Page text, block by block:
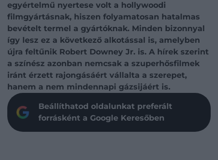
egyértelmű nyertese volt a hollywoodi
filmgyártásnak, hiszen folyamatosan hatalmas
bevételt termel a gyártóknak. Minden bizonnyal
így lesz ez a következő alkotással is, amelyben
újra feltűnik Robert Downey Jr. is. A hírek szerint
a színész azonban nemcsak a szuperhősfilmek
iránt érzett rajongásáért vállalta a szerepet,
hanem a nem mindennapi gázsijáért is.
Beállíthatod oldalunkat preferált
forrásként a Google Keresőben